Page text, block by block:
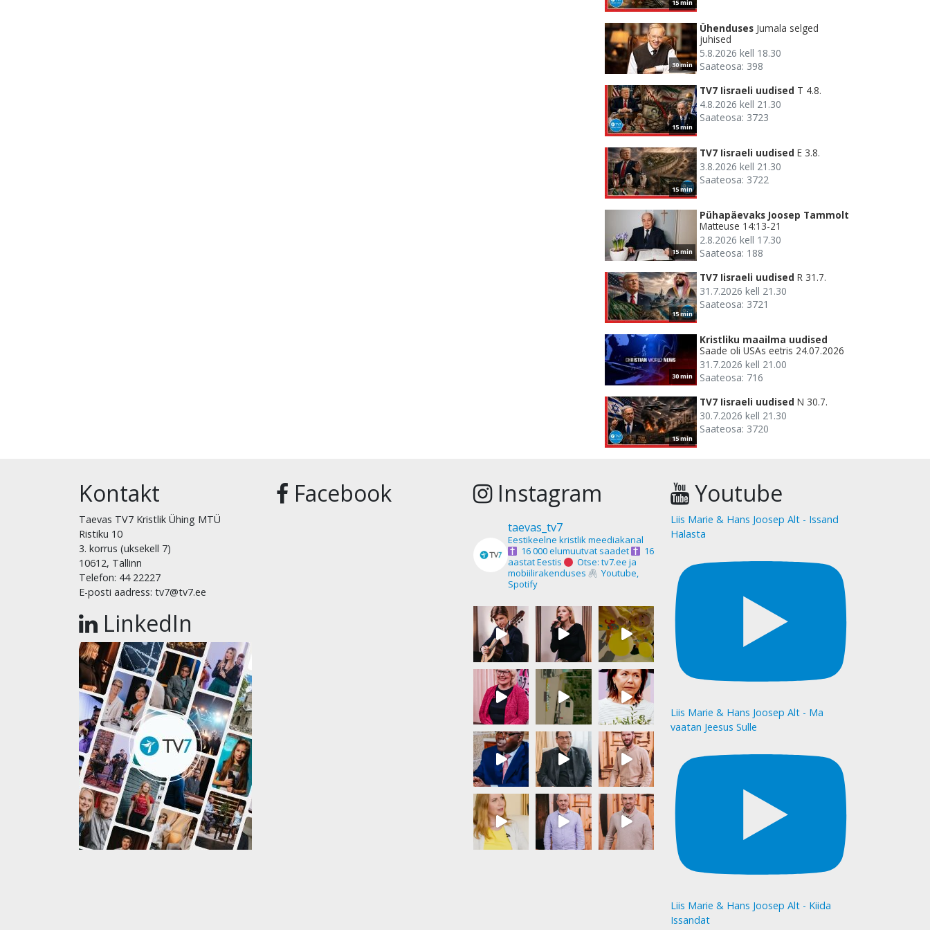
15 min
30 min
Ühenduses Jumala selged
juhised
5.8.2026 kell 18.30
Saateosa: 398
15 min
TV7 Iisraeli uudised T 4.8.
4.8.2026 kell 21.30
Saateosa: 3723
15 min
TV7 Iisraeli uudised E 3.8.
3.8.2026 kell 21.30
Saateosa: 3722
15 min
Pühapäevaks Joosep Tammolt
Matteuse 14:13-21
2.8.2026 kell 17.30
Saateosa: 188
15 min
TV7 Iisraeli uudised R 31.7.
31.7.2026 kell 21.30
Saateosa: 3721
30 min
Kristliku maailma uudised
Saade oli USAs eetris 24.07.2026
31.7.2026 kell 21.00
Saateosa: 716
15 min
TV7 Iisraeli uudised N 30.7.
30.7.2026 kell 21.30
Saateosa: 3720
Kontakt
Taevas TV7 Kristlik Ühing MTÜ
Ristiku 10
3. korrus (uksekell 7)
10612, Tallinn
Telefon: 44 22227
E-posti aadress: tv7@tv7.ee
LinkedIn
Facebook Instagram
taevas_tv7
Eestikeelne kristlik meediakanal
16 000 elumuutvat saadet
16
aastat Eestis
Otse: tv7.ee ja
mobiilirakenduses
Youtube,
Spotify
Youtube
Liis Marie & Hans Joosep Alt - Issand
Halasta
Liis Marie & Hans Joosep Alt - Ma
vaatan Jeesus Sulle
Liis Marie & Hans Joosep Alt - Kiida
Issandat